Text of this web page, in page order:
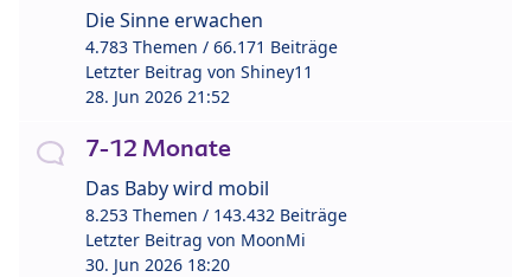
Die Sinne erwachen
4.783 Themen / 66.171 Beiträge
Letzter Beitrag von Shiney11
28. Jun 2026 21:52
7-12 Monate
Das Baby wird mobil
8.253 Themen / 143.432 Beiträge
Letzter Beitrag von MoonMi
30. Jun 2026 18:20